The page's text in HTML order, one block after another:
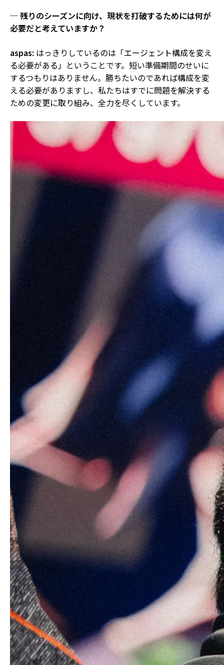
─ 残りのシーズンに向け、現状を打破するためには何が
必要だと考えていますか？
aspas: はっきりしているのは「エージェント構成を変え
る必要がある」ということです。短い準備期間のせいに
するつもりはありません。勝ちたいのであれば構成を変
える必要がありますし、私たちはすでに問題を解決する
ための変更に取り組み、全力を尽くしています。